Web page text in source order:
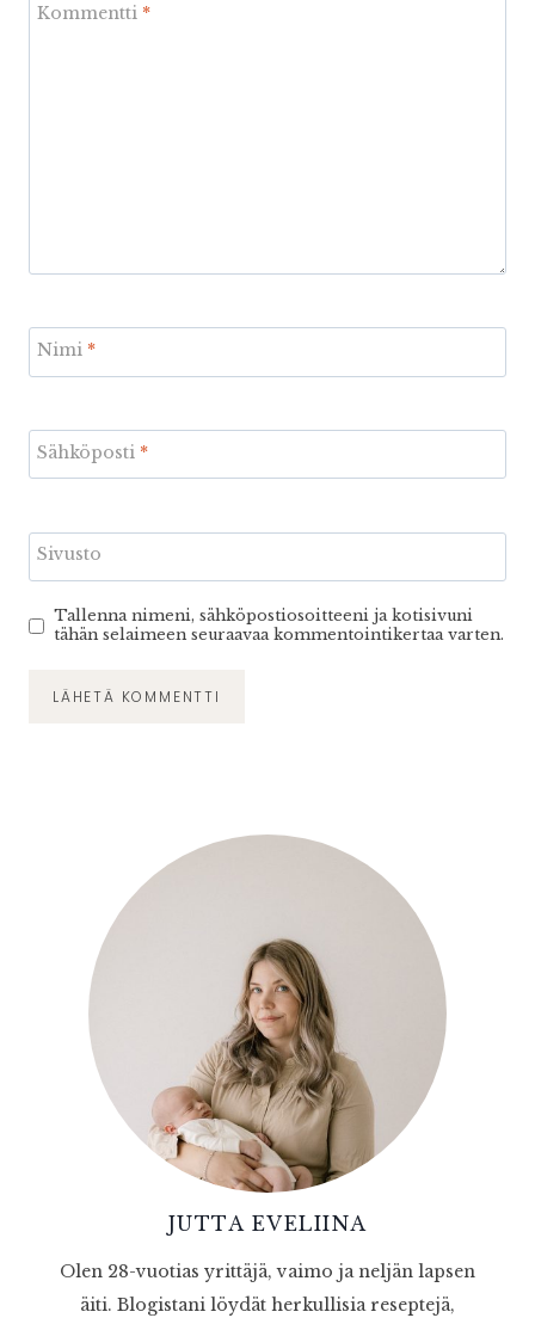
Kommentti *
Nimi *
Sähköposti *
Sivusto
Tallenna nimeni, sähköpostiosoitteeni ja kotisivuni
tähän selaimeen seuraavaa kommentointikertaa varten.
JUTTA EVELIINA
Olen 28-vuotias yrittäjä, vaimo ja neljän lapsen
äiti. Blogistani löydät herkullisia reseptejä,